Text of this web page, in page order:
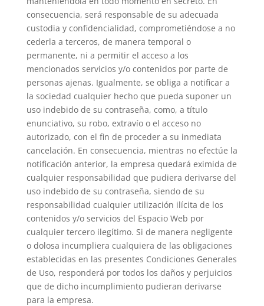
consecuencia, será responsable de su adecuada
custodia y confidencialidad, comprometiéndose a no
cederla a terceros, de manera temporal o
permanente, ni a permitir el acceso a los
mencionados servicios y/o contenidos por parte de
personas ajenas. Igualmente, se obliga a notificar a
la sociedad cualquier hecho que pueda suponer un
uso indebido de su contraseña, como, a título
enunciativo, su robo, extravío o el acceso no
autorizado, con el fin de proceder a su inmediata
cancelación. En consecuencia, mientras no efectúe la
notificación anterior, la empresa quedará eximida de
cualquier responsabilidad que pudiera derivarse del
uso indebido de su contraseña, siendo de su
responsabilidad cualquier utilización ilícita de los
contenidos y/o servicios del Espacio Web por
cualquier tercero ilegítimo. Si de manera negligente
o dolosa incumpliera cualquiera de las obligaciones
establecidas en las presentes Condiciones Generales
de Uso, responderá por todos los daños y perjuicios
que de dicho incumplimiento pudieran derivarse
para la empresa.